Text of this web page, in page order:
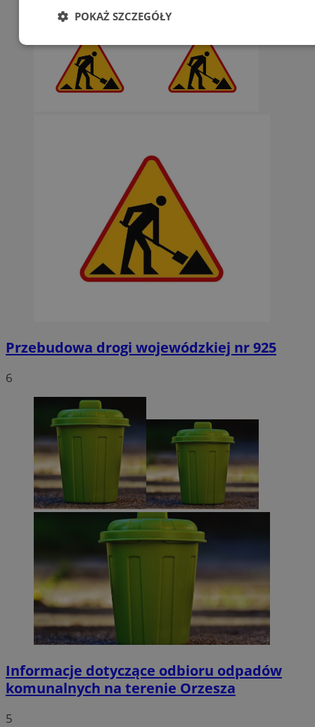
Przebudowa drogi wojewódzkiej nr 925
6
Informacje dotyczące odbioru odpadów
komunalnych na terenie Orzesza
5
POKAŻ SZCZEGÓŁY
Niezbędne Wydajność Targetowanie
Niezbędne Wydajność
Funkcjonalność
Niesklasyfikowane
Niezbędne pliki cookie umożliwiają korzystanie z podstawowych
funkcji strony internetowej, takich jak logowanie użytkownika i
zarządzanie kontem. Bez niezbędnych plików cookie nie można
prawidłowo korzystać ze strony internetowej.
MvSessID orzesze.com.pl
VISITOR_PRIVACY_METADATA
.youtube.com
Google Privacy Policy